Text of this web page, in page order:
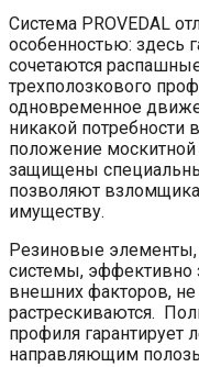
Система PROVEDAL
особенностью: здесь
сочетаются
трехполозкового
одновременное
никакой потребности
положение москитной
защищены
позволяют
имуществу.
Резиновые
системы,
внешних факторов,
растрескиваются.
профиля гарантирует
направляющим